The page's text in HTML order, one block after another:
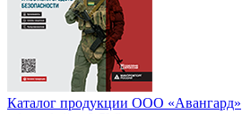
Каталог продукции ООО «Авангард»